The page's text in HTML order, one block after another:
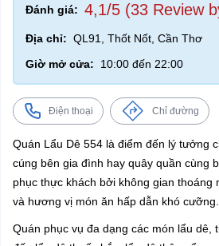
Đánh giá: 4,1/5 (33 Review
Địa chỉ: QL91, Thốt Nốt, Cần Thơ
Giờ mở cửa:
10:00 đến 22:00
Điện thoại Chỉ đường
Quán Lẩu Dê 554 là điểm đến lý tưởng
cúng bên gia đình hay quây quần cùng
phục thực khách bởi không gian thoáng
và hương vị món ăn hấp dẫn khó cưỡng.
Quán phục vụ đa dạng các món lẩu dê,